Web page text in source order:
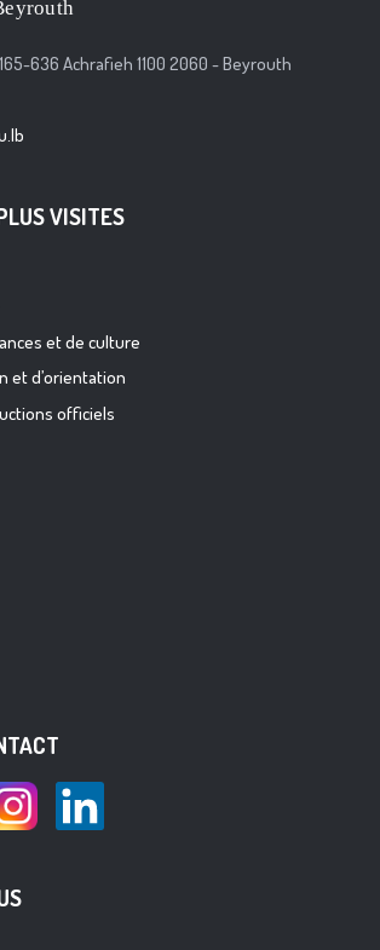
636 Achrafieh 1100 2060 - Beyrouth
VISITES
et de culture
et d’orientation
officiels